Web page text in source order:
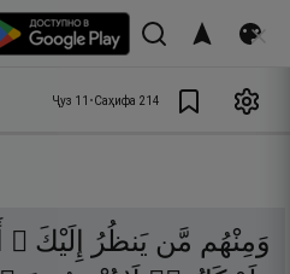
Ҷуз 11 •Саҳифа 214
وَمِنْهُم مَّن يَنظُرُ إِلَيْكَ ۚ